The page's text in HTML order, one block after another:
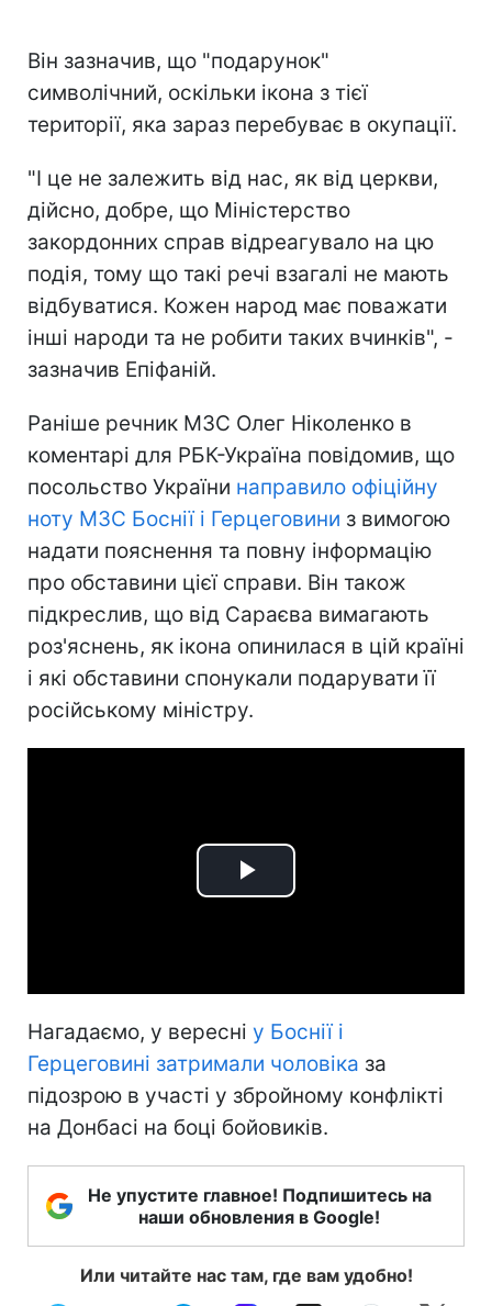
Він зазначив, що "подарунок"
символічний, оскільки ікона з тієї
території, яка зараз перебуває в окупації.
"І це не залежить від нас, як від церкви,
дійсно, добре, що Міністерство
закордонних справ відреагувало на цю
подія, тому що такі речі взагалі не мають
відбуватися. Кожен народ має поважати
інші народи та не робити таких вчинків", -
зазначив Епіфаній.
Раніше речник МЗС Олег Ніколенко в
коментарі для РБК-Україна повідомив, що
посольство України направило офіційну
ноту МЗС Боснії і Герцеговини з вимогою
надати пояснення та повну інформацію
про обставини цієї справи. Він також
підкреслив, що від Сараєва вимагають
роз'яснень, як ікона опинилася в цій країні
і які обставини спонукали подарувати її
російському міністру.
Play
Нагадаємо, у вересні у Боснії і
Герцеговині затримали чоловіка за
підозрою в участі у збройному конфлікті
на Донбасі на боці бойовиків.
Не упустите главное! Подпишитесь на
наши обновления в Google!
Или читайте нас там, где вам удобно!